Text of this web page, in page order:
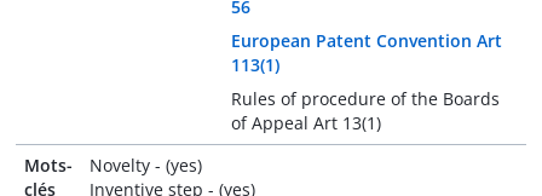
56
European Patent Convention Art
113(1)
Rules of procedure of the Boards
of Appeal Art 13(1)
Mots-
clés
Novelty - (yes)
Inventive step - (yes)